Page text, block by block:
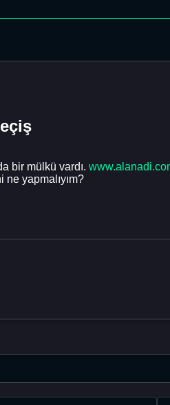
bir mülkü vardı.
yapmalıyım?